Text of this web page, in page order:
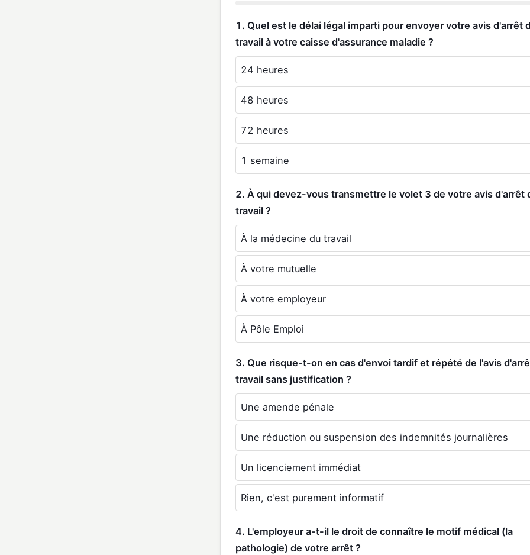
1. Quel est le délai légal imparti pour envoyer votre avis d'arrêt
travail à votre caisse d'assurance maladie ?
24 heures
48 heures
72 heures
1 semaine
2. À qui devez-vous transmettre le volet 3 de votre avis d'arrêt
travail ?
À la médecine du travail
À votre mutuelle
À votre employeur
À Pôle Emploi
3. Que risque-t-on en cas d'envoi tardif et répété de l'avis
travail sans justification ?
Une amende pénale
Une réduction ou suspension des indemnités journalières
Un licenciement immédiat
Rien, c'est purement informatif
4. L'employeur a-t-il le droit de connaître le motif médical (la
pathologie) de votre arrêt ?